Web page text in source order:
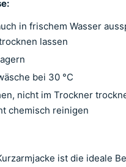
in frischem Wasser
lassen
bei 30 °C
nicht im Trockner
chemisch reinigen
ist die ideale